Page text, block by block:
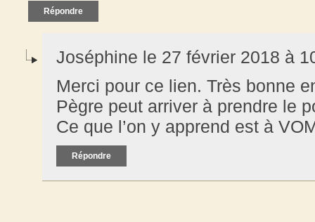
Répondre
Joséphine le 27 février 2018 à
Merci pour ce lien. Très bonne
Pègre peut arriver à prendre le
Ce que l’on y apprend est à
Répondre